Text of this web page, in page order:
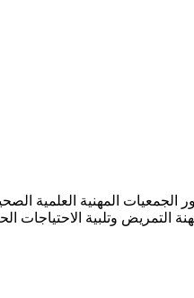
قبل مجلس الأمناء في مايو 2018 وفقا للائحة العامة ودستور